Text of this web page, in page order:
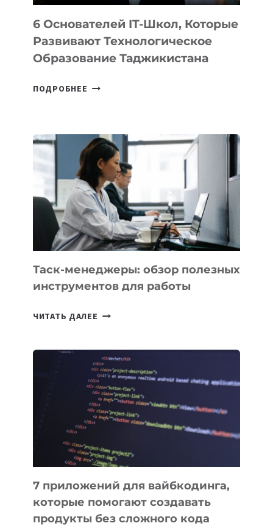
6 Основателей IT-Школ, Которые
Развивают Технологическое
Образование Таджикистана
ПОДРОБНЕЕ
КОТОРЫЕ
РАЗВИВАЮТ
ТЕХНОЛОГИЧЕСКОЕ
ОБРАЗОВАНИЕ
ТАДЖИКИСТАНА
Таск-менеджеры: обзор полезных
инструментов для работы
ЧИТАТЬ ДАЛЕЕ ТАСК-
ПОЛЕЗНЫХ
ИНСТРУМЕНТОВ
ДЛЯ
РАБОТЫ
7 приложений для вайбкодинга,
которые помогают создавать
продукты без сложного кода